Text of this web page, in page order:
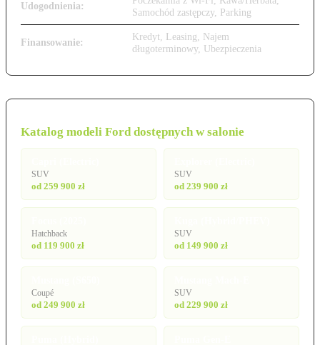
Udogodnienia:
Samochód zastępczy, Parking
Finansowanie:
Kredyt, Leasing, Najem
długoterminowy, Ubezpieczenia
Katalog modeli Ford dostępnych w salonie
SUV
od 259 900 zł
SUV
od 239 900 zł
Hatchback
od 119 900 zł
SUV
od 149 900 zł
Coupé
od 249 900 zł
SUV
od 229 900 zł